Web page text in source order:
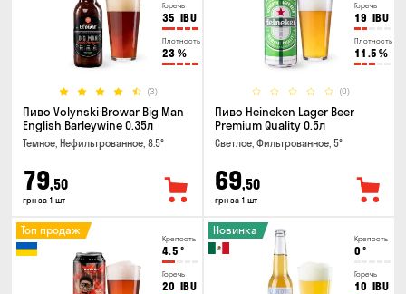
Горечь
35 IBU
Плотность
23 %
(3)
Пиво Volynski Browar Big Man
English Barleywine 0.35л
Темное, Нефильтрованное, 8.5°
79,50
грн за 1 шт
Горечь
19 IBU
Плотность
11.5 %
(0)
Пиво Heineken Lager Beer
Premium Quality 0.5л
Светлое, Фильтрованное, 5°
69,50
грн за 1 шт
Крепость
4.5 °
Горечь
20 IBU
Топ продаж
Крепость
0 °
Горечь
10 IBU
Новинка